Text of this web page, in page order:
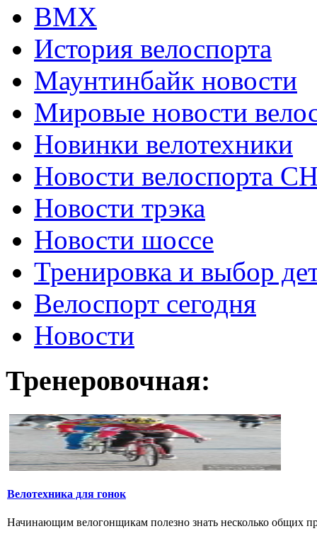
ВМХ
История велоспорта
Маунтинбайк новости
Мировые новости
Новинки велотехники
Новости велоспорта
Новости трэка
Новости шоссе
Тренировка и выбор
Велоспорт сегодня
Новости
Тренеровочная:
Велотехника для гонок
Начинающим велогонщикам полезно знать несколько общих